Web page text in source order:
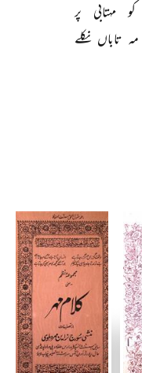
کو مہتابی
پر
مہ تاباں نکلے